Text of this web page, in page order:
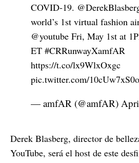
COVID-19.
world’s 1st virtual fashion
@youtube Fri, May 1st at
ET #CRRunwayXamfAR
https://t.co/lx9WlxOxgc
pic.twitter.com/10cUw7xS0o
— amfAR (@amfAR)
Derek Blasberg, director de
YouTube, será el host de este